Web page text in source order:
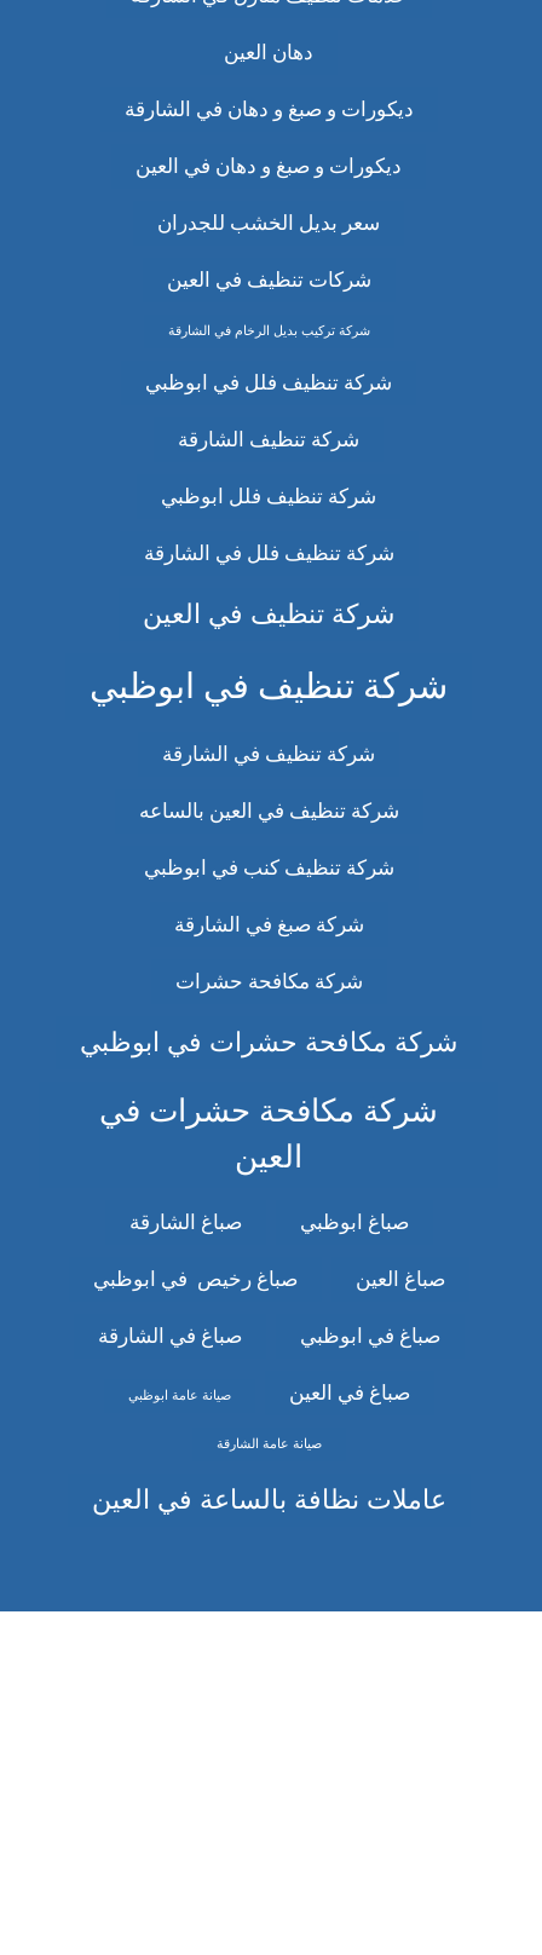
دهان العين
ديكورات و صبغ و دهان في الشارقة
ديكورات و صبغ و دهان في العين
سعر بديل الخشب للجدران
شركات تنظيف في العين
شركة تركيب بديل الرخام في الشارقة
شركة تنظيف فلل في ابوظبي
شركة تنظيف الشارقة
شركة تنظيف فلل ابوظبي
شركة تنظيف فلل في الشارقة
شركة تنظيف في العين
شركة تنظيف في ابوظبي
شركة تنظيف في الشارقة
شركة تنظيف في العين بالساعه
شركة تنظيف كنب في ابوظبي
شركة صبغ في الشارقة
شركة مكافحة حشرات
شركة مكافحة حشرات في ابوظبي
شركة مكافحة حشرات في
العين
صباغ ابوظبي صباغ الشارقة
صباغ العين صباغ رخيص في ابوظبي
صباغ في ابوظبي صباغ في الشارقة
صباغ في العين صيانة عامة ابوظبي
صيانة عامة الشارقة
عاملات نظافة بالساعة في العين